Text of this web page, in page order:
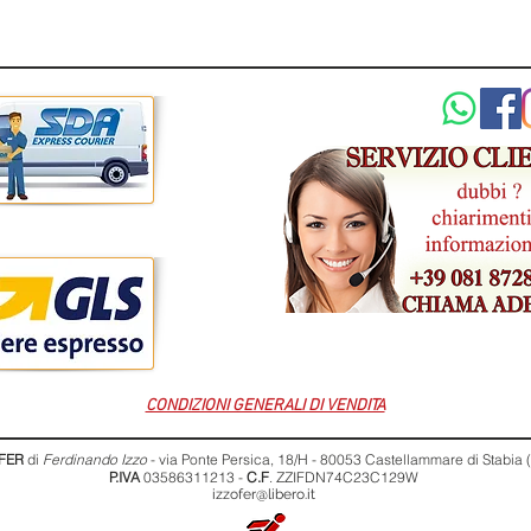
CONDIZIONI GENERALI DI VENDITA
di Ferdinando Izzo - via Ponte Persica, 18/H - 80053 Castellammare di Stabia
P.IVA03586311213 - C.F. ZZIFDN74C23C129W
izzofer@libero.it